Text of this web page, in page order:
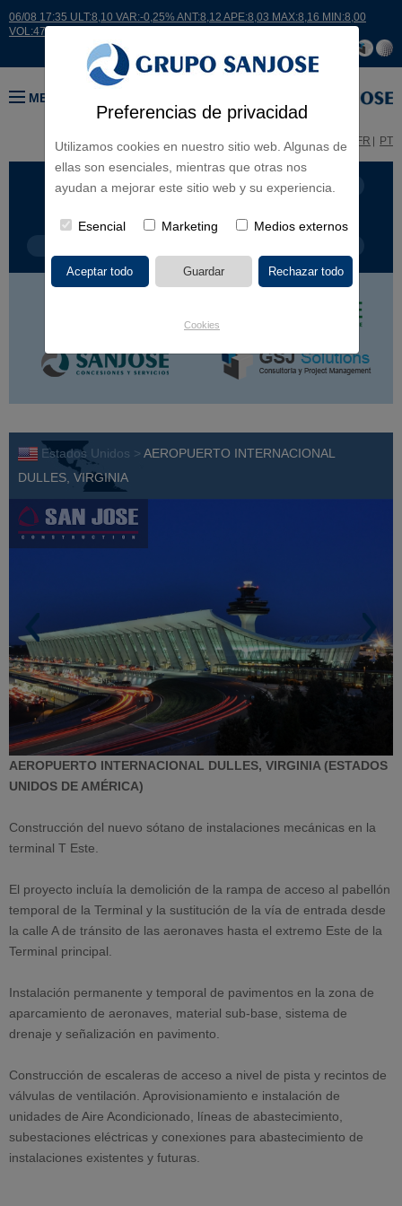
Preferencias de privacidad
Utilizamos cookies en nuestro sitio web. Algunas de
ellas son esenciales, mientras que otras nos
ayudan a mejorar este sitio web y su experiencia.
Esencial Marketing Medios externos
Cookies
06/08 17:35 ULT:8,10 VAR:-0,25% ANT:8,12 APE:8,03 MAX:8,16 MIN:8,00
VOL:47811
MENÚ
EN FR PT
LÍNEA DE NEGOCIO CONTINENTES
Estados Unidos > AEROPUERTO INTERNACIONAL
DULLES, VIRGINIA
AEROPUERTO INTERNACIONAL DULLES, VIRGINIA (ESTADOS
UNIDOS DE AMÉRICA)
Construcción del nuevo sótano de instalaciones mecánicas en la
terminal T Este.
El proyecto incluía la demolición de la rampa de acceso al pabellón
temporal de la Terminal y la sustitución de la vía de entrada desde
la calle A de tránsito de las aeronaves hasta el extremo Este de la
Terminal principal.
Instalación permanente y temporal de pavimentos en la zona de
aparcamiento de aeronaves, material sub-base, sistema de
drenaje y señalización en pavimento.
Construcción de escaleras de acceso a nivel de pista y recintos de
válvulas de ventilación. Aprovisionamiento e instalación de
unidades de Aire Acondicionado, líneas de abastecimiento,
subestaciones eléctricas y conexiones para abastecimiento de
instalaciones existentes y futuras.